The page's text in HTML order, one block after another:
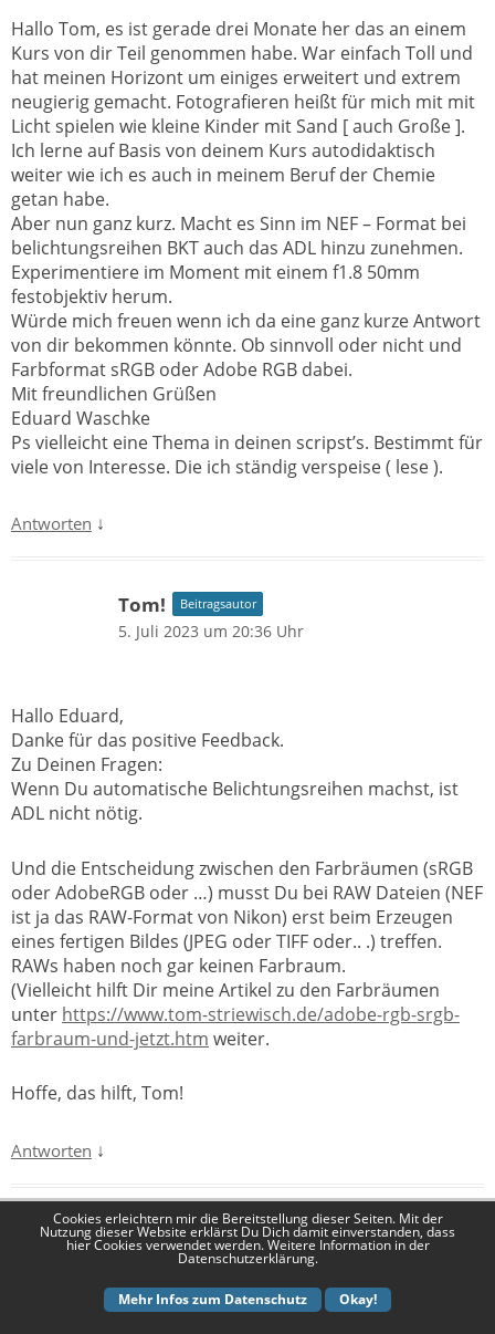
Hallo Tom, es ist gerade drei Monate her das an einem
Kurs von dir Teil genommen habe. War einfach Toll und
hat meinen Horizont um einiges erweitert und extrem
neugierig gemacht. Fotografieren heißt für mich mit mit
Licht spielen wie kleine Kinder mit Sand [ auch Große ].
Ich lerne auf Basis von deinem Kurs autodidaktisch
weiter wie ich es auch in meinem Beruf der Chemie
getan habe.
Aber nun ganz kurz. Macht es Sinn im NEF – Format bei
belichtungsreihen BKT auch das ADL hinzu zunehmen.
Experimentiere im Moment mit einem f1.8 50mm
festobjektiv herum.
Würde mich freuen wenn ich da eine ganz kurze Antwort
von dir bekommen könnte. Ob sinnvoll oder nicht und
Farbformat sRGB oder Adobe RGB dabei.
Mit freundlichen Grüßen
Eduard Waschke
Ps vielleicht eine Thema in deinen scripst’s. Bestimmt für
viele von Interesse. Die ich ständig verspeise ( lese ).
Antworten ↓
Tom! Beitragsautor
5. Juli 2023 um 20:36 Uhr
Hallo Eduard,
Danke für das positive Feedback.
Zu Deinen Fragen:
Wenn Du automatische Belichtungsreihen machst, ist
ADL nicht nötig.
Und die Entscheidung zwischen den Farbräumen (sRGB
oder AdobeRGB oder …) musst Du bei RAW Dateien (NEF
ist ja das RAW-Format von Nikon) erst beim Erzeugen
eines fertigen Bildes (JPEG oder TIFF oder.. .) treffen.
RAWs haben noch gar keinen Farbraum.
(Vielleicht hilft Dir meine Artikel zu den Farbräumen
unter https://www.tom-striewisch.de/adobe-rgb-srgb-
farbraum-und-jetzt.htm weiter.
Hoffe, das hilft, Tom!
Antworten ↓
Pingback:Fotografie im Urlaub — Drei Artikel
überarbeitet
Tipps zur Urlaubsfotografie (4 & 5 & 6)
Cookies erleichtern mir die Bereitstellung dieser Seiten. Mit der
Nutzung dieser Website erklärst Du Dich damit einverstanden, dass
hier Cookies verwendet werden. Weitere Information in der
Datenschutzerklärung.
Mehr Infos zum Datenschutz Okay!